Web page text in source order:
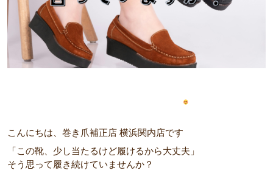
こんにちは、巻き爪補正店 横浜関内店です
「この靴、少し当たるけど履けるから大丈夫」
そう思って履き続けていませんか？